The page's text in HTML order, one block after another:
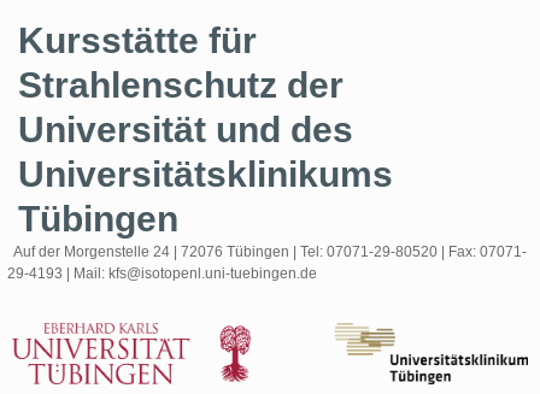
contentKursstätte für
Strahlenschutz der
Universität und des
Universitätsklinikums
Tübingen
Auf der Morgenstelle 24 | 72076 Tübingen | Tel: 07071-29-80520 | Fax: 07071-
29-4193 | Mail: kfs@isotopenl.uni-tuebingen.de